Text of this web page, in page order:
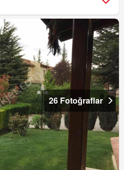
26 Fotoğraflar